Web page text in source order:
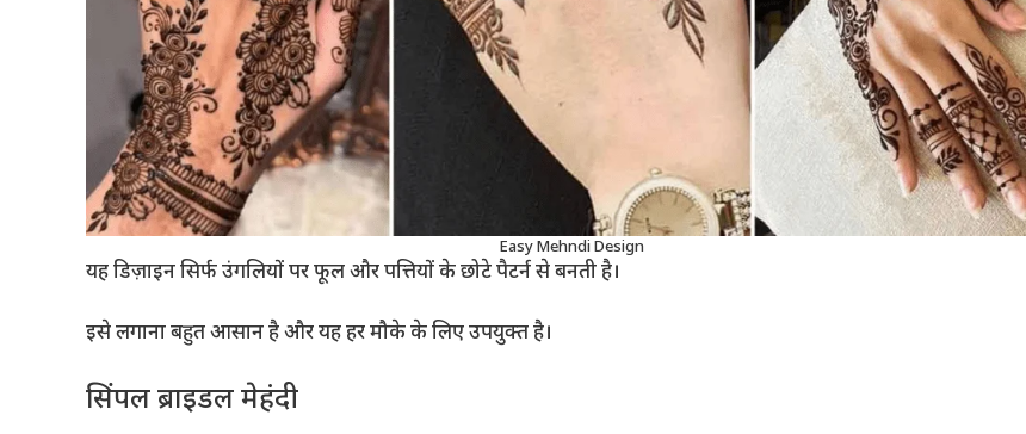
Easy Mehndi Design
यह डिज़ाइन सिर्फ उंगलियों पर फूल और पत्तियों के छोटे पैटर्न से बनती है।
इसे लगाना बहुत आसान है और यह हर मौके के लिए उपयुक्त है।
सिंपल ब्राइडल मेहंदी